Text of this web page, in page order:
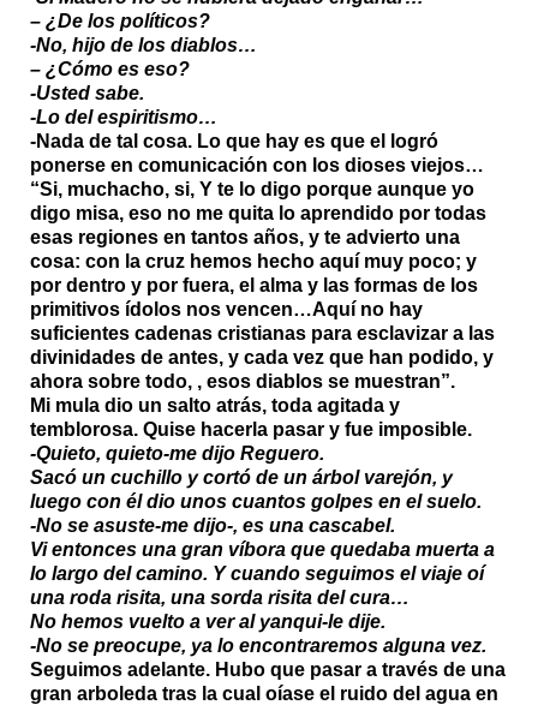
– ¿De los políticos?
-No, hijo de los diablos…
– ¿Cómo es eso?
-Usted sabe.
-Lo del espiritismo…
-Nada de tal cosa. Lo que hay es que el logró
ponerse en comunicación con los dioses viejos…
“Si, muchacho, si, Y te lo digo porque aunque yo
digo misa, eso no me quita lo aprendido por todas
esas regiones en tantos años, y te advierto una
cosa: con la cruz hemos hecho aquí muy poco; y
por dentro y por fuera, el alma y las formas de los
primitivos ídolos nos vencen…Aquí no hay
suficientes cadenas cristianas para esclavizar a las
divinidades de antes, y cada vez que han podido, y
ahora sobre todo, , esos diablos se muestran”.
Mi mula dio un salto atrás, toda agitada y
temblorosa. Quise hacerla pasar y fue imposible.
-Quieto, quieto-me dijo Reguero.
Sacó un cuchillo y cortó de un árbol varejón, y
luego con él dio unos cuantos golpes en el suelo.
-No se asuste-me dijo-, es una cascabel.
Vi entonces una gran víbora que quedaba muerta a
lo largo del camino. Y cuando seguimos el viaje oí
una roda risita, una sorda risita del cura…
No hemos vuelto a ver al yanqui-le dije.
-No se preocupe, ya lo encontraremos alguna vez.
Seguimos adelante. Hubo que pasar a través de una
gran arboleda tras la cual oíase el ruido del agua en